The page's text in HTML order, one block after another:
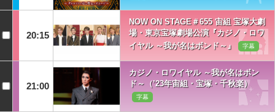
20:15
NOW ON STAGE＃655 宙組 宝塚大劇
場・東京宝塚劇場公演『カジノ・ロワ
イヤル ～我が名はボンド～』
字幕
21:00
カジノ・ロワイヤル ～我が名はボン
ド～（’23年宙組・宝塚・千秋楽）
字幕